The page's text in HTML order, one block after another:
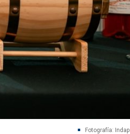
Fotografía: Indap